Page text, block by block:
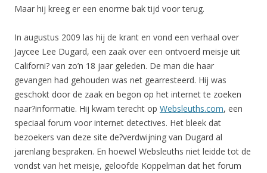
Maar hij kreeg er een enorme bak tijd voor terug.
In augustus 2009 las hij de krant en vond een verhaal over
Jaycee Lee Dugard, een zaak over een ontvoerd meisje uit
Californi? van zo’n 18 jaar geleden. De man die haar
gevangen had gehouden was net gearresteerd. Hij was
geschokt door de zaak en begon op het internet te zoeken
naar?informatie. Hij kwam terecht op Websleuths.com, een
speciaal forum voor internet detectives. Het bleek dat
bezoekers van deze site de?verdwijning van Dugard al
jarenlang bespraken. En hoewel Websleuths niet leidde tot de
vondst van het meisje, geloofde Koppelman dat het forum